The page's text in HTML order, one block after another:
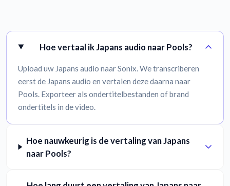
Hoe vertaal ik Japans audio naar Pools?
Upload uw Japans audio naar Sonix. We transcriberen
eerst de Japans audio en vertalen deze daarna naar
Pools. Exporteer als ondertitelbestanden of brand
ondertitels in de video.
Hoe nauwkeurig is de vertaling van Japans
naar Pools?